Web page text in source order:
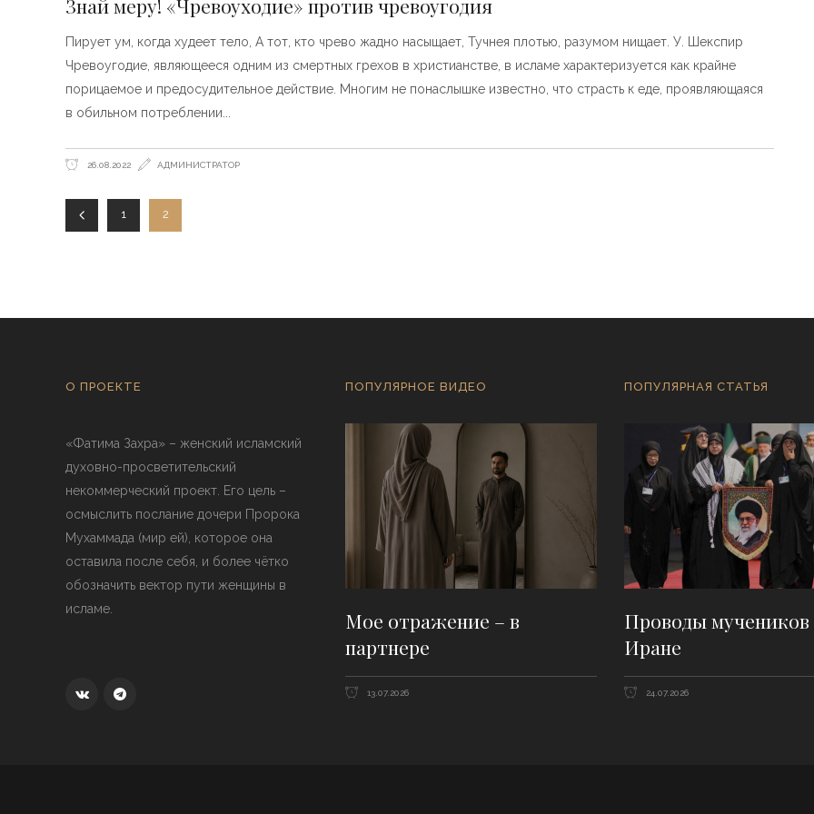
Знай меру! «Чревоуходие» против чревоугодия
Пирует ум, когда худеет тело, А тот, кто чрево жадно насыщает, Тучнея плотью, разумом нищает. У. Шекспир
Чревоугодие, являющееся одним из смертных грехов в христианстве, в исламе характеризуется как крайне
порицаемое и предосудительное действие. Многим не понаслышке известно, что страсть к еде, проявляющаяся
в обильном потреблении
26.08.2022 АДМИНИСТРАТОР
1 2
О ПРОЕКТЕ
«Фатима Захра» – женский исламский
духовно-просветительский
некоммерческий проект. Его цель –
осмыслить послание дочери Пророка
Мухаммада (мир ей), которое она
оставила после себя, и более чётко
обозначить вектор пути женщины в
исламе.
ПОПУЛЯРНОЕ ВИДЕО
Мое отражение – в
партнере
13.07.2026
ПОПУЛЯРНАЯ СТАТЬЯ
Проводы мучеников
Иране
24.07.2026